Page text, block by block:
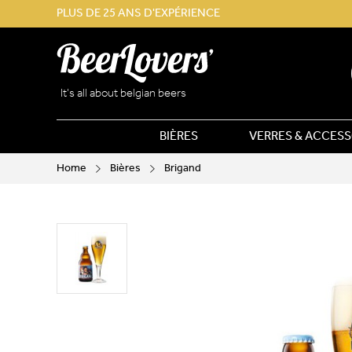
PLUS DE 25 ANS D'EXPÉRIENCE
It’s all about belgian beers
BIÈRES VERRES &
Home Bières Brigand